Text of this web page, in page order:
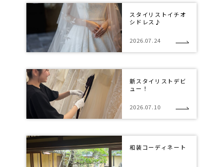
スタイリストイチオ
シドレス♪
2026.07.24
新スタイリストデビ
ュー！
2026.07.10
和装コーディネート